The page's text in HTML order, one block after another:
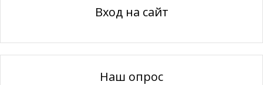
Вход на сайт
Наш опрос